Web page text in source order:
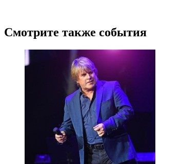
Смотрите также события